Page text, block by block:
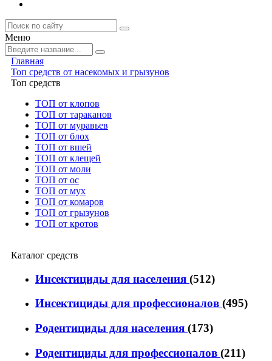
Меню
Главная
Топ средств от насекомых и грызунов
Топ средств
ТОП от клопов
ТОП от тараканов
ТОП от муравьев
ТОП от блох
ТОП от вшей
ТОП от клещей
ТОП от моли
ТОП от ос
ТОП от мух
ТОП от комаров
ТОП от грызунов
ТОП от кротов
Каталог средств
Инсектициды для населения (512)
Инсектициды для профессионалов (495)
Родентициды для населения (173)
Родентициды для профессионалов (211)